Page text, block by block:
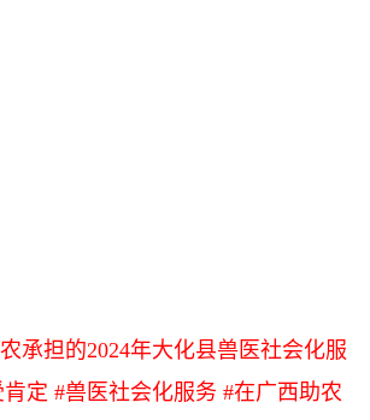
承担的2024年大化县兽医社会化服
定 #兽医社会化服务 #在广西助农